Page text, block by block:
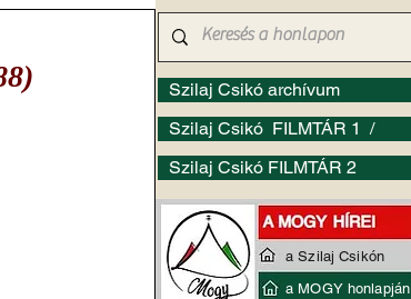
Szilaj Csikó archívum
Szilaj Csikó FILMTÁR 1 /
Szilaj Csikó FILMTÁR 2
a Szilaj Csikón
a MOGY honlapján